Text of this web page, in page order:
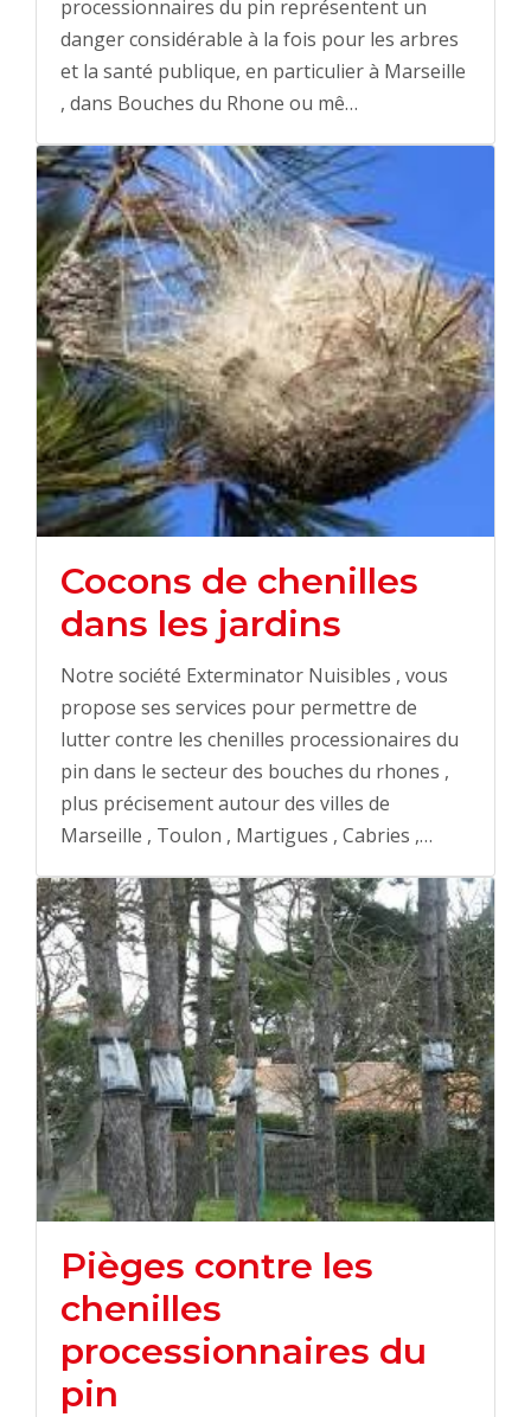
processionnaires du pin représentent un
danger considérable à la fois pour les arbres
et la santé publique, en particulier à Marseille
, dans Bouches du Rhone ou mê…
Cocons de chenilles
dans les jardins
Notre société Exterminator Nuisibles , vous
propose ses services pour permettre de
lutter contre les chenilles processionaires du
pin dans le secteur des bouches du rhones ,
plus précisement autour des villes de
Marseille , Toulon , Martigues , Cabries ,…
Pièges contre les
chenilles
processionnaires du
pin